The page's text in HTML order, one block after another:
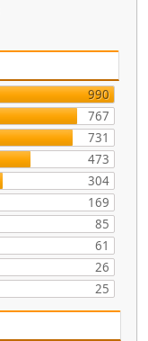
990
767
731
473
304
169
85
61
26
25